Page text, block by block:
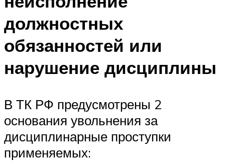
должностных
обязанностей или
нарушение дисциплины
В ТК РФ предусмотрены 2
основания увольнения за
дисциплинарные проступки
применяемых: